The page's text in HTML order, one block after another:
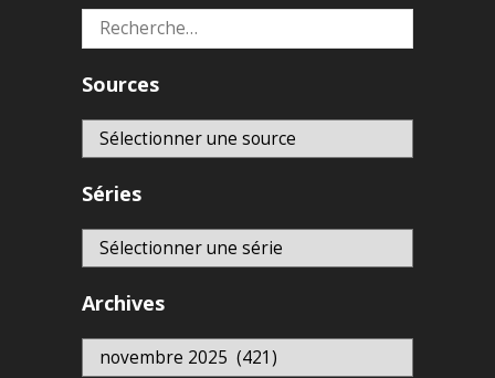
Rechercher :
Sources
Séries
Archives
Archives